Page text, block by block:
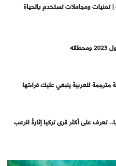
| تمنيات ومجاملات تستخدم بالحياة
تعرف على أكثر قرى تركيا إثارةً للرعب